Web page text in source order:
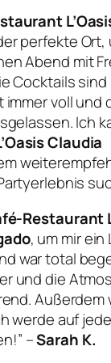
perfekte Ort,
Abend mit
Cocktails sind
voll und
Ich
Claudia
Restaurant
, um mir
war total
und die
Außerdem
werde auf
–Sarah K.